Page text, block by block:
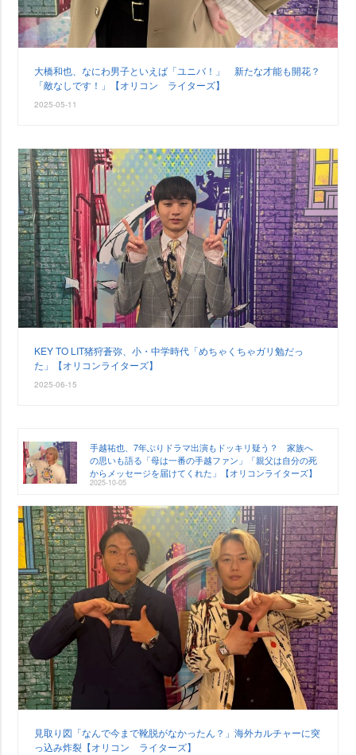
大橋和也、なにわ男子といえば「ユニバ！」 新たな才能も開花？
「敵なしです！」【オリコン ライターズ】
2025-05-11
KEY TO LIT猪狩蒼弥、小・中学時代「めちゃくちゃガリ勉だっ
た」【オリコンライターズ】
2025-06-15
手越祐也、7年ぶりドラマ出演もドッキリ疑う？ 家族へ
の思いも語る「母は一番の手越ファン」「親父は自分の死
からメッセージを届けてくれた」【オリコンライターズ】
2025-10-05
見取り図「なんで今まで靴脱がなかったん？」海外カルチャーに突
っ込み炸裂【オリコン ライターズ】